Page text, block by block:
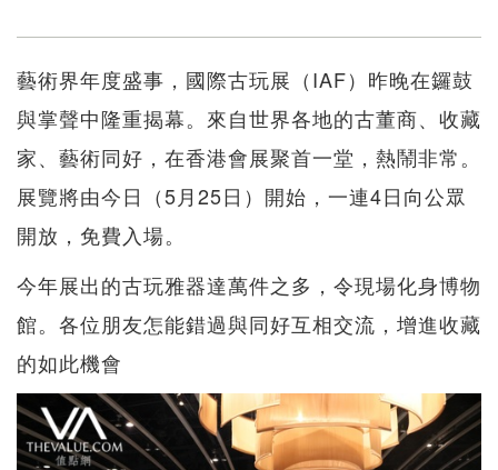
藝術界年度盛事，國際古玩展（IAF）昨晚在鑼鼓
與掌聲中隆重揭幕。來自世界各地的古董商、收藏
家、藝術同好，在香港會展聚首一堂，熱鬧非常。
展覽將由今日（5月25日）開始，一連4日向公眾
開放，免費入場。
今年展出的古玩雅器達萬件之多，令現場化身博物
館。各位朋友怎能錯過與同好互相交流，增進收藏
的如此機會